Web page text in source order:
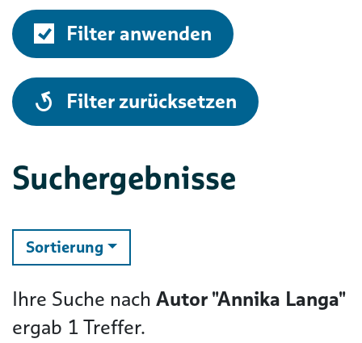
Filter anwenden
alle
Filter zurücksetzen
Suchergebnisse
Sortierung ändern
Ihre Suche nach Autor "Annika Langa"
ergab 1 Treffer.